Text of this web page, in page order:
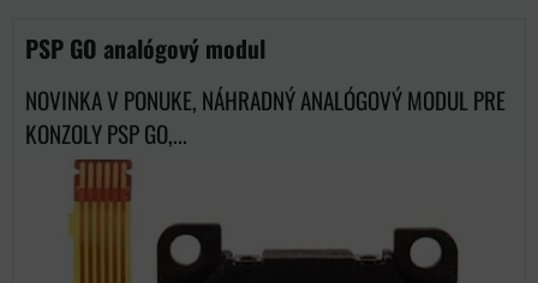
PSP GO analógový modul
NOVINKA V PONUKE, NÁHRADNÝ ANALÓGOVÝ MODUL PRE
KONZOLY PSP GO,...